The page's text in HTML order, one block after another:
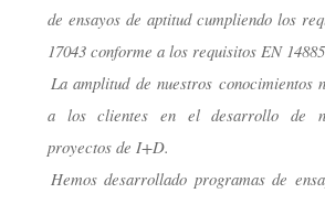
de ensayos de aptitud cumpliendo los
17043 conforme a los requisitos EN
La amplitud de nuestros conocimientos
a los clientes en el desarrollo de
proyectos de I+D.
Hemos desarrollado programas de